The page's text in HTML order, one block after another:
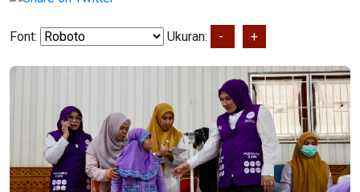
Font: Ukuran: - +